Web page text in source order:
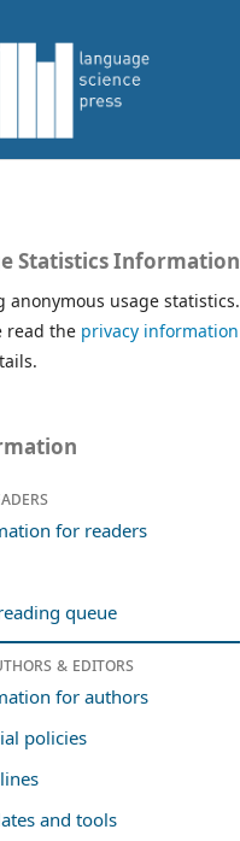
Statistics Information
anonymous usage statistics.
read the privacy information
for readers
queue
& editors
for authors
policies
and tools